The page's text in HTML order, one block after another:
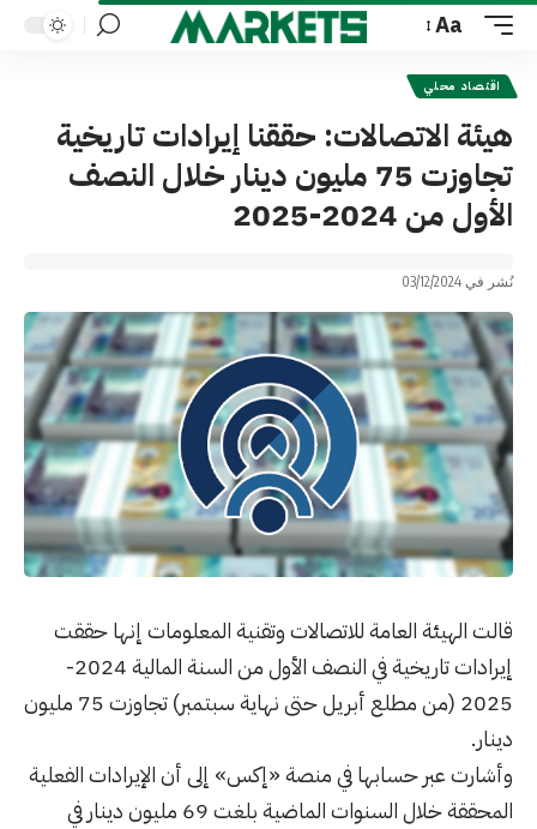
Font
Resizer
Aa
اقتصاد محلي
هيئة الاتصالات: حققنا إيرادات تاريخية
تجاوزت 75 مليون دينار خلال النصف
الأول من 2024-2025
نُشر في 03/12/2024
قالت الهيئة العامة للاتصالات وتقنية المعلومات إنها حققت
إيرادات تاريخية في النصف الأول من السنة المالية 2024-
2025 (من مطلع أبريل حتى نهاية سبتمبر) تجاوزت 75 مليون
دينار.
وأشارت عبر حسابها في منصة «إكس» إلى أن الإيرادات الفعلية
المحققة خلال السنوات الماضية بلغت 69 مليون دينار في